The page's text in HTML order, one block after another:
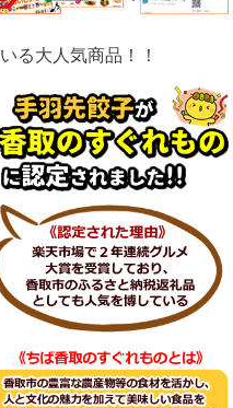
る大人気商品！！